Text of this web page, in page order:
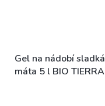
Gel na nádobí sladká
máta 5 l BIO TIERRA